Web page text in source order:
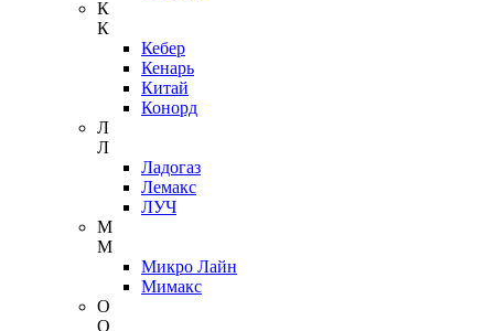
К
К
Кебер
Кенарь
Китай
Конорд
Л
Л
Ладогаз
Лемакс
ЛУЧ
М
М
Микро Лайн
Мимакс
О
О